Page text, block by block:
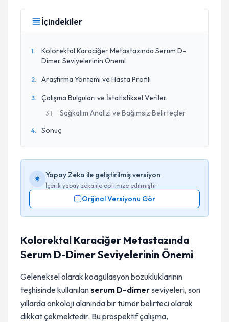
İçindekiler
1.
Kolorektal Karaciğer Metastazında Serum D-
Dimer Seviyelerinin Önemi
2. Araştırma Yöntemi ve Hasta Profili
3. Çalışma Bulguları ve İstatistiksel Veriler
3.1 Sağkalım Analizi ve Bağımsız Belirteçler
4. Sonuç
Yapay Zeka ile geliştirilmiş versiyon
İçerik yapay zeka ile optimize edilmiştir
Orijinal Versiyonu Gör
Kolorektal Karaciğer Metastazında
Serum D-Dimer Seviyelerinin Önemi
Geleneksel olarak koagülasyon bozukluklarının
teşhisinde kullanılanserum D-dimerseviyeleri, son
yıllarda onkoloji alanında bir tümör belirteci olarak
dikkat çekmektedir. Bu prospektif çalışma,